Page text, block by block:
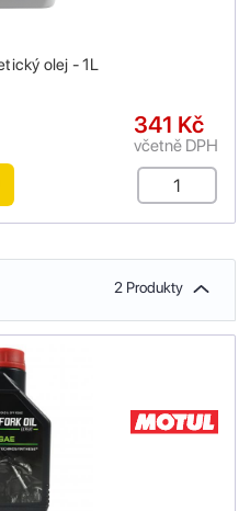
olej - 1L
341 Kč
včetně DPH
2 Produkty